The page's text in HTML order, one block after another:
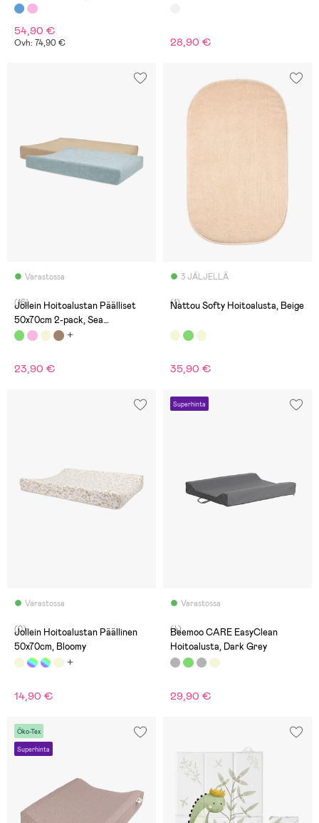
54,90 €
Ovh: 74,90 € 28,90 €
Varastossa
(16)
Jollein Hoitoalustan Päälliset
50x70cm 2-pack, Sea
Green/Biscuit
23,90 €
3 JÄLJELLÄ
(1)
Nattou Softy Hoitoalusta, Beige
35,90 €
Varastossa
(0)
Jollein Hoitoalustan Päällinen
50x70cm, Bloomy
14,90 €
Superhinta
Varastossa
(4)
Beemoo CARE EasyClean
Hoitoalusta, Dark Grey
29,90 €
Öko-Tex
Superhinta